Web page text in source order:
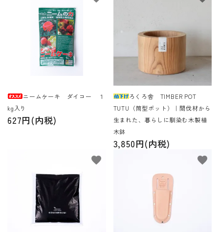
ニームケーキ ダイコー １
kg入り
627円(内税)
ろくろ舎 TIMBER POT
TUTU（筒型ポット）｜間伐材から
生まれた、暮らしに馴染む木製植
木鉢
3,850円(内税)
favorite favorite